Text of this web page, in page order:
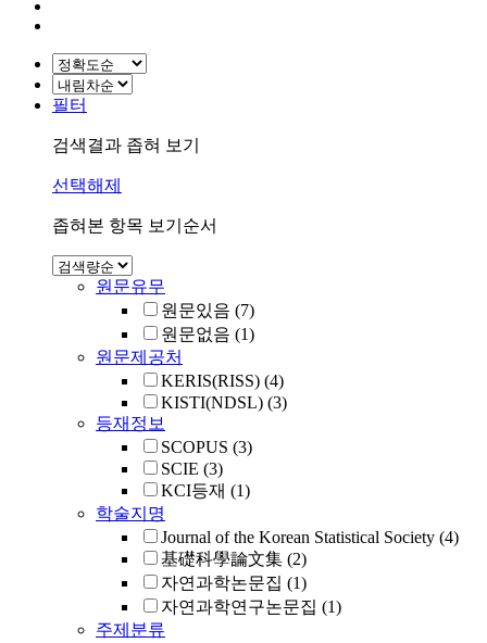
필터
검색결과 좁혀 보기
선택해제
좁혀본 항목 보기순서
원문유무
원문있음 (7)
원문없음 (1)
원문제공처
KERIS(RISS) (4)
KISTI(NDSL) (3)
등재정보
SCOPUS (3)
SCIE (3)
KCI등재 (1)
학술지명
Journal of the Korean Statistical Society (4)
基礎科學論文集 (2)
자연과학논문집 (1)
자연과학연구논문집 (1)
주제분류